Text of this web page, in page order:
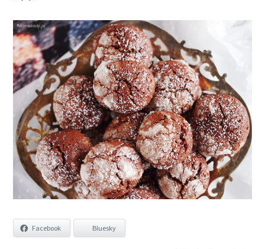
Facebook Bluesky